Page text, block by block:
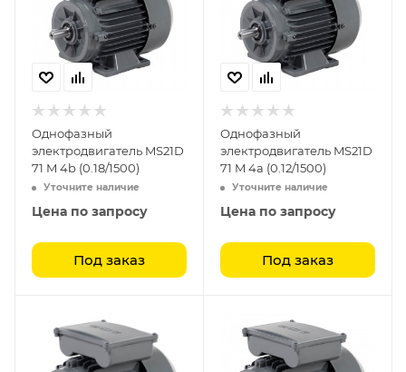
Однофазный
электродвигатель MS21D
71 M 4b (0.18/1500)
Уточните наличие
Цена по запросу
Под заказ
Однофазный
электродвигатель MS21D
71 M 4a (0.12/1500)
Уточните наличие
Цена по запросу
Под заказ